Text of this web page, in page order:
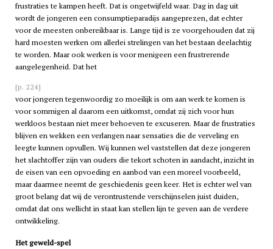
frustraties te kampen heeft. Dat is ongetwijfeld waar. Dag in dag uit
wordt de jongeren een consumptieparadijs aangeprezen, dat echter
voor de meesten onbereikbaar is. Lange tijd is ze voorgehouden dat zij
hard moesten werken om allerlei strelingen van het bestaan deelachtig
te worden. Maar ook werken is voor menigeen een frustrerende
aangelegenheid. Dat het
[p. 224]
voor jongeren tegenwoordig zo moeilijk is om aan werk te komen is
voor sommigen al daarom een uitkomst, omdat zij zich voor hun
werkloos bestaan niet meer behoeven te excuseren. Maar de frustraties
blijven en wekken een verlangen naar sensaties die de verveling en
leegte kunnen opvullen. Wij kunnen wel vaststellen dat deze jongeren
het slachtoffer zijn van ouders die tekort schoten in aandacht, inzicht in
de eisen van een opvoeding en aanbod van een moreel voorbeeld,
maar daarmee neemt de geschiedenis geen keer. Het is echter wel van
groot belang dat wij de verontrustende verschijnselen juist duiden,
omdat dat ons wellicht in staat kan stellen lijn te geven aan de verdere
ontwikkeling.
Het geweld-spel